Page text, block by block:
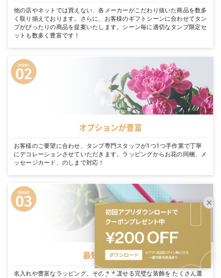
他の店やネットでは買えない、各メーカーがこだわり抜いた商品を数多
く取り揃えております。さらに、お客様のギフトシーンに合わせてタン
プがぴったりの商品を提案いたします。シーン毎に適切なタンプ限定セ
ットも数多く豊富です！
オプションが豊富
お客様のご要望に合わせ、タンプ専門スタッフが1つ1つ手作業で丁寧
にデコレーションさせていただきます。ラッピングからお花の同梱、メ
ッセージカード、のしまで対応！
最短翌日お届け
名入れや豊富なラッピング、そのまま渡せる完璧な装飾を たくさん選